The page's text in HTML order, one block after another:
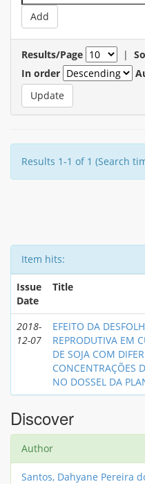
Results/Page |
In order
Results 1-1 of 1 (Search
Item hits:
Issue
Date
Title
2018-
12-07
EFEITO DA
REPRODUTIVA EM
DE SOJA COM
CONCENTRAÇÕES
NO DOSSEL DA
Discover
Author
Santos, Dahyane Pereira